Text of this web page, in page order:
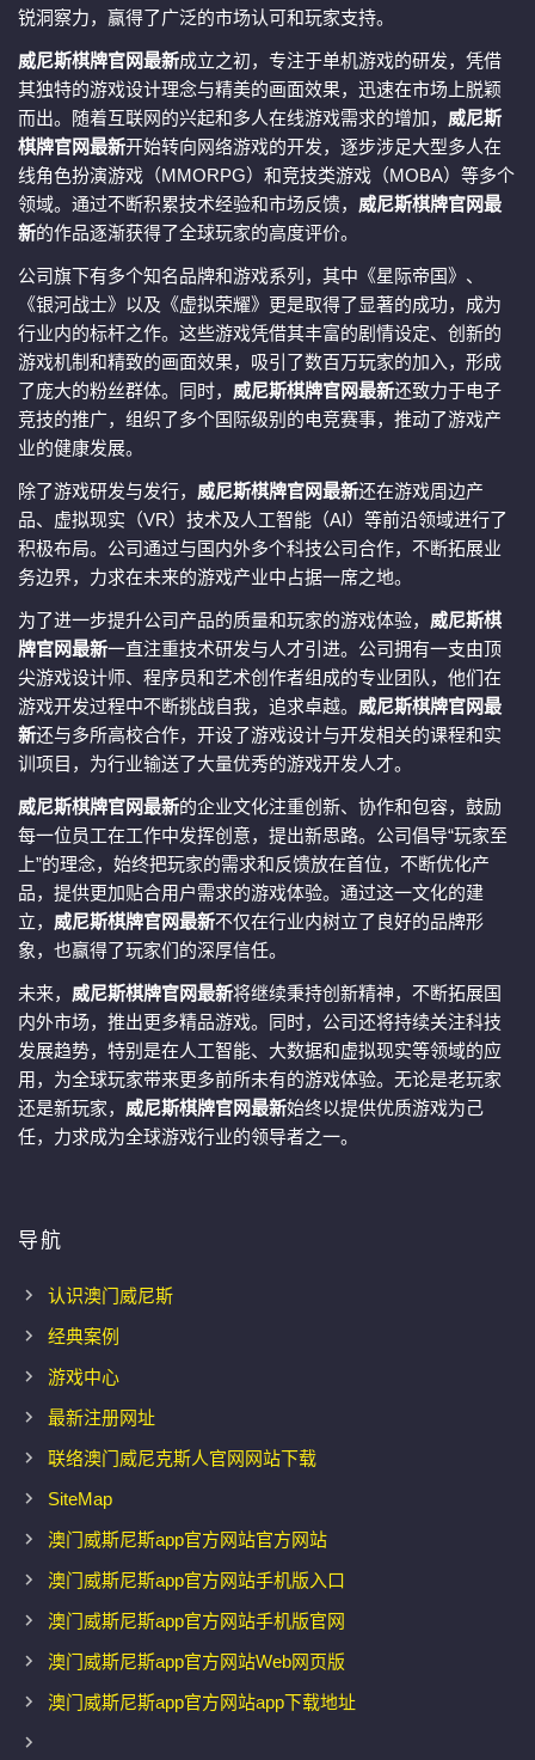
锐洞察力，赢得了广泛的市场认可和玩家支持。
威尼斯棋牌官网最新成立之初，专注于单机游戏的研发，凭借
其独特的游戏设计理念与精美的画面效果，迅速在市场上脱颖
而出。随着互联网的兴起和多人在线游戏需求的增加， 威尼斯
棋牌官网最新开始转向网络游戏的开发，逐步涉足大型多人在
线角色扮演游戏（MMORPG）和竞技类游戏（MOBA）等多个
领域。通过不断积累技术经验和市场反馈， 威尼斯棋牌官网最
新的作品逐渐获得了全球玩家的高度评价。
公司旗下有多个知名品牌和游戏系列，其中《星际帝国》、
《银河战士》以及《虚拟荣耀》更是取得了显著的成功，成为
行业内的标杆之作。这些游戏凭借其丰富的剧情设定、创新的
游戏机制和精致的画面效果，吸引了数百万玩家的加入，形成
了庞大的粉丝群体。同时， 威尼斯棋牌官网最新还致力于电子
竞技的推广，组织了多个国际级别的电竞赛事，推动了游戏产
业的健康发展。
除了游戏研发与发行， 威尼斯棋牌官网最新还在游戏周边产
品、虚拟现实（VR）技术及人工智能（AI）等前沿领域进行了
积极布局。公司通过与国内外多个科技公司合作，不断拓展业
务边界，力求在未来的游戏产业中占据一席之地。
为了进一步提升公司产品的质量和玩家的游戏体验， 威尼斯棋
牌官网最新一直注重技术研发与人才引进。公司拥有一支由顶
尖游戏设计师、程序员和艺术创作者组成的专业团队，他们在
游戏开发过程中不断挑战自我，追求卓越。 威尼斯棋牌官网最
新还与多所高校合作，开设了游戏设计与开发相关的课程和实
训项目，为行业输送了大量优秀的游戏开发人才。
威尼斯棋牌官网最新的企业文化注重创新、协作和包容，鼓励
每一位员工在工作中发挥创意，提出新思路。公司倡导“玩家至
上”的理念，始终把玩家的需求和反馈放在首位，不断优化产
品，提供更加贴合用户需求的游戏体验。通过这一文化的建
立， 威尼斯棋牌官网最新不仅在行业内树立了良好的品牌形
象，也赢得了玩家们的深厚信任。
未来， 威尼斯棋牌官网最新将继续秉持创新精神，不断拓展国
内外市场，推出更多精品游戏。同时，公司还将持续关注科技
发展趋势，特别是在人工智能、大数据和虚拟现实等领域的应
用，为全球玩家带来更多前所未有的游戏体验。无论是老玩家
还是新玩家， 威尼斯棋牌官网最新始终以提供优质游戏为己
任，力求成为全球游戏行业的领导者之一。
导航
认识澳门威尼斯
经典案例
游戏中心
最新注册网址
联络澳门威尼克斯人官网网站下载
SiteMap
澳门威斯尼斯app官方网站官方网站
澳门威斯尼斯app官方网站手机版入口
澳门威斯尼斯app官方网站手机版官网
澳门威斯尼斯app官方网站Web网页版
澳门威斯尼斯app官方网站app下载地址